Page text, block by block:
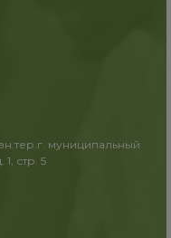
муниципальный
стр. 5